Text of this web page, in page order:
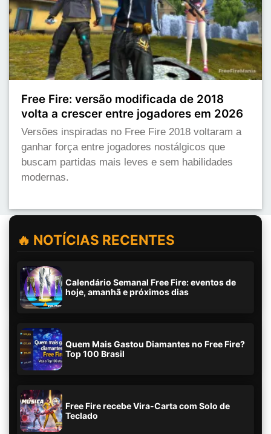
Free Fire: versão modificada de 2018
volta a crescer entre jogadores em 2026
Versões inspiradas no Free Fire 2018 voltaram a
ganhar força entre jogadores nostálgicos que
buscam partidas mais leves e sem habilidades
modernas.
🔥 NOTÍCIAS RECENTES
Calendário Semanal Free Fire: eventos de
hoje, amanhã e próximos dias
Quem Mais Gastou Diamantes no Free Fire?
Top 100 Brasil
Free Fire recebe Vira-Carta com Solo de
Teclado